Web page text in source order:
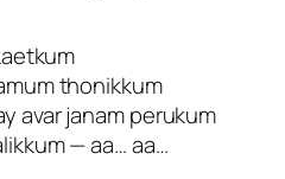
thonikkum
avar janam perukum
— aa… aa…